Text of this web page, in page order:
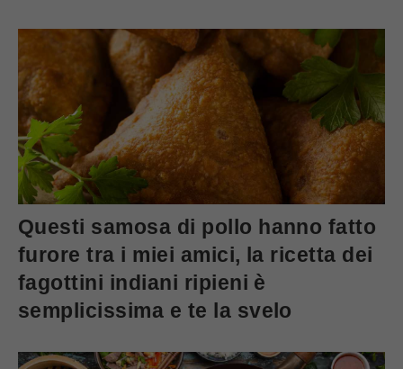
Questi samosa di pollo hanno fatto
furore tra i miei amici, la ricetta dei
fagottini indiani ripieni è
semplicissima e te la svelo